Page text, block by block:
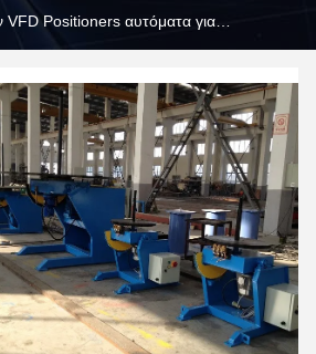
Positioners αυτόματα για